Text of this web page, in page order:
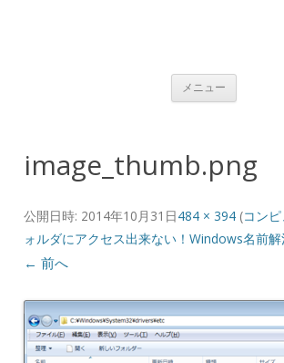
メニュー コンテ
image_thumb.png
公開日時: 2014年10月31日484 × 394(コン
ォルダにアクセス出来ない！Windows名前
← 前へ